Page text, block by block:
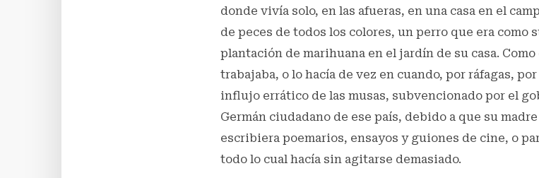
donde vivía solo, en las afueras, en una casa en el
de peces de todos los colores, un perro que era como
plantación de marihuana en el jardín de su casa.
trabajaba, o lo hacía de vez en cuando, por ráfagas,
influjo errático de las musas, subvencionado por el
Germán ciudadano de ese país, debido a que su
escribiera poemarios, ensayos y guiones de cine, o
todo lo cual hacía sin agitarse demasiado.